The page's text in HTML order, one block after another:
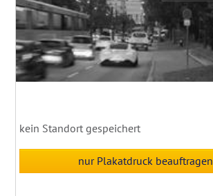
kein Standort gespeichert
nur Plakatdruck beauftragen